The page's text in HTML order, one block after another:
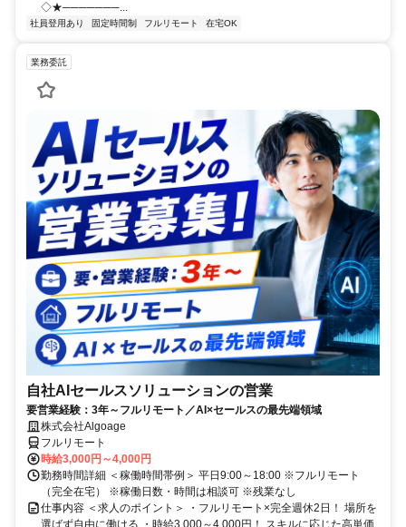
◇★───────...
社員登用あり 固定時間制 フルリモート 在宅OK
業務委託
自社AIセールスソリューションの営業
要営業経験：3年～フルリモート／AI×セールスの最先端領域
株式会社Algoage
フルリモート
時給3,000円～4,000円
勤務時間詳細 ＜稼働時間帯例＞ 平日9:00～18:00 ※フルリモート
（完全在宅） ※稼働日数・時間は相談可 ※残業なし
仕事内容 ＜求人のポイント＞ ・フルリモート×完全週休2日！ 場所を
選ばず自由に働ける ・時給3,000～4,000円！ スキルに応じた高単価